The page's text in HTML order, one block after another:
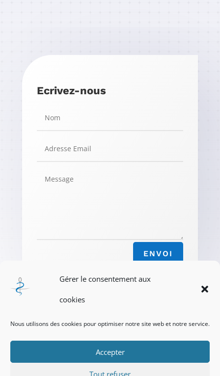
Gérer le consentement aux
cookies
Nous utilisons des cookies pour optimiser notre site web et notre service.
Accepter
Tout refuser
Ecrivez-nous
ENVOI
Politique de cookies